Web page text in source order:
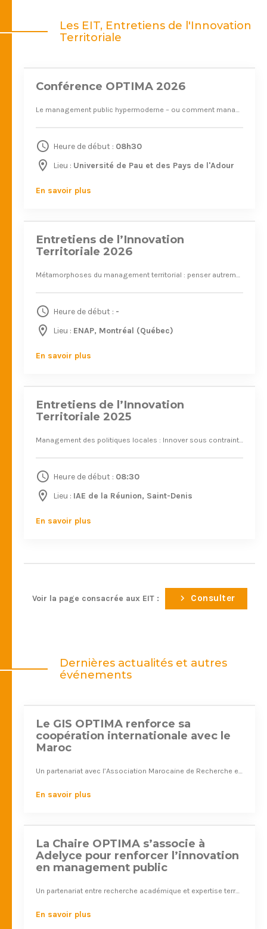
Les EIT, Entretiens de l'Innovation
Territoriale
12
Conférence OPTIMA 2026
Heure de début : 08h30
Lieu : Université de Pau et des Pays de l'Adour
En savoir plus
Juin 2026
17
Entretiens de l’Innovation
Territoriale 2026
Heure de début : -
Lieu : ENAP, Montréal (Québec)
En savoir plus
Mai 2025
20
Entretiens de l’Innovation
Territoriale 2025
Heure de début : 08:30
Lieu : IAE de la Réunion, Saint-Denis
En savoir plus
Voir la page consacrée aux EIT : Consulter
Dernières actualités et autres
événements
06
#partenariat
Le GIS OPTIMA renforce sa
coopération internationale avec le
Maroc
En savoir plus
17
#partenariat
La Chaire OPTIMA s’associe à
Adelyce pour renforcer l’innovation
en management public
Un partenariat entre recherche académique et expertise terrain au service de l'action publique
En savoir plus
25